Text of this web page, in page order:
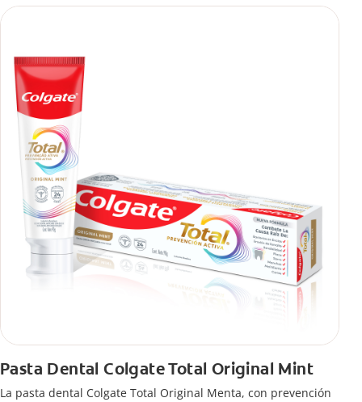
Pasta Dental Colgate Total Original Mint
La pasta dental Colgate Total Original Menta, con prevención